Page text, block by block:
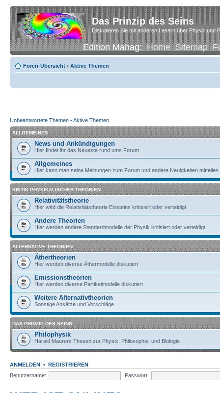
Das Prinzip des Seins
Diskutieren Sie mit anderen Lesern über Physik und
Edition Mahag:Home Sitemap
Foren-Übersicht • Aktive Themen
Unbeantwortete Themen •Aktive Themen
ALLGEMEINES
News und Ankündigungen
Hier findet ihr das Neueste rund ums Forum
Allgemeines
Hier kann man seine Meinungen zum Forum und andere Neuigkeiten mitteilen
KRITIK PHYSIKALISCHER THEORIEN
Relativitätstheorie
Hier wird die Relativitätstheorie Einsteins kritisiert oder verteidigt
Andere Theorien
Hier werden andere Standardmodelle der Physik kritisiert oder verteidigt
ALTERNATIVE THEORIEN
Äthertheorien
Hier werden diverse Äthermodelle diskutiert
Emissionstheorien
Hier werden diverse Partikelmodelle diskutiert
Weitere Alternativtheorien
Sonstige Ansätze und Vorschläge
DAS PRINZIP DES SEINS
Philophysik
Harald Maurers Thesen zur Physik, Philosophie, und Biologie
ANMELDEN • REGISTRIEREN
Benutzername:
Passwort: